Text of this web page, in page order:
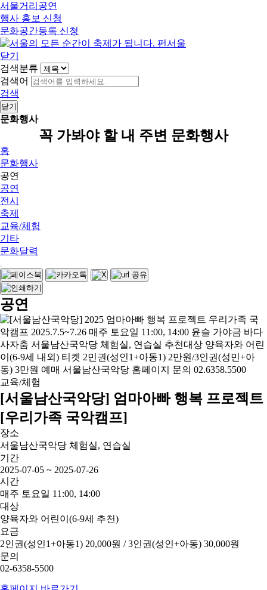
서울거리공연
행사 홍보 신청
문화공간등록 신청
닫기
검색분류
검색어
검색
닫기
문화행사
꼭 가봐야 할 내 주변 문화행사
홈
문화행사
공연
공연
전시
축제
교육/체험
기타
문화달력
공연
교육/체험
[서울남산국악당] 엄마아빠 행복 프로젝트
[우리가족 국악캠프]
장소
서울남산국악당 체험실, 연습실
기간
2025-07-05 ~ 2025-07-26
시간
매주 토요일 11:00, 14:00
대상
양육자와 어린이(6-9세 추천)
요금
2인권(성인1+아동1) 20,000원 / 3인권(성인+아동) 30,000원
문의
02-6358-5500